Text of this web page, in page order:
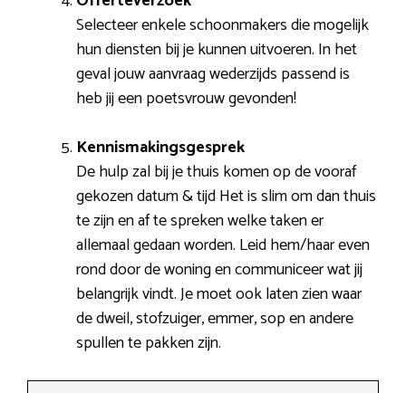
Selecteer enkele schoonmakers die mogelijk
hun diensten bij je kunnen uitvoeren. In het
geval jouw aanvraag wederzijds passend is
heb jij een poetsvrouw gevonden!
Kennismakingsgesprek
De hulp zal bij je thuis komen op de vooraf
gekozen datum & tijd Het is slim om dan thuis
te zijn en af te spreken welke taken er
allemaal gedaan worden. Leid hem/haar even
rond door de woning en communiceer wat jij
belangrijk vindt. Je moet ook laten zien waar
de dweil, stofzuiger, emmer, sop en andere
spullen te pakken zijn.